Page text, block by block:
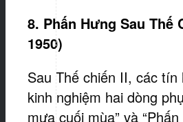
8. Phấn Hưng Sau Thế
1950)
Sau Thế chiến II, các tín
kinh nghiệm hai dòng
mưa cuối mùa” và